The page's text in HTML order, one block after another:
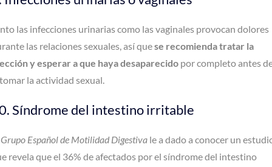
las infecciones urinarias como las vaginales provocan dolores
las relaciones sexuales, así quese recomienda tratar la
y esperar a que haya desaparecido por completo antes
la actividad sexual.
Síndrome del intestino irritable
Grupo Español de Motilidad Digestiva le a dado a conocer un
revela que el 36% de afectados por el síndrome del intestino